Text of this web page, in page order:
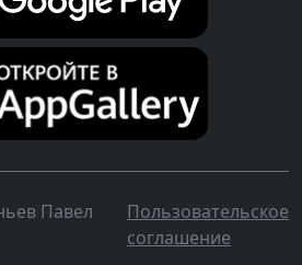
Павел
Пользовательское
соглашение